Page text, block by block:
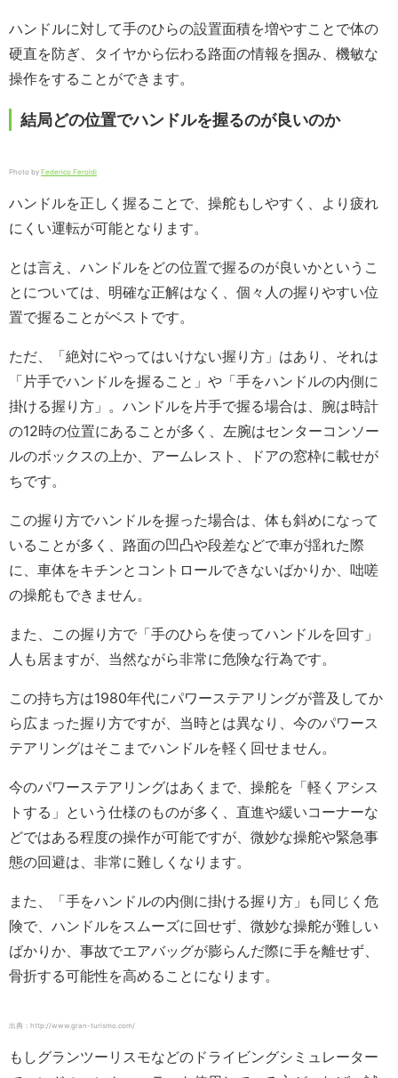
ハンドルに対して手のひらの設置面積を増やすことで体の
硬直を防ぎ、タイヤから伝わる路面の情報を掴み、機敏な
操作をすることができます。
結局どの位置でハンドルを握るのが良いのか
Photo by Federico Feroldi
ハンドルを正しく握ることで、操舵もしやすく、より疲れ
にくい運転が可能となります。
とは言え、ハンドルをどの位置で握るのが良いかというこ
とについては、明確な正解はなく、個々人の握りやすい位
置で握ることがベストです。
ただ、「絶対にやってはいけない握り方」はあり、それは
「片手でハンドルを握ること」や「手をハンドルの内側に
掛ける握り方」。ハンドルを片手で握る場合は、腕は時計
の12時の位置にあることが多く、左腕はセンターコンソー
ルのボックスの上か、アームレスト、ドアの窓枠に載せが
ちです。
この握り方でハンドルを握った場合は、体も斜めになって
いることが多く、路面の凹凸や段差などで車が揺れた際
に、車体をキチンとコントロールできないばかりか、咄嗟
の操舵もできません。
また、この握り方で「手のひらを使ってハンドルを回す」
人も居ますが、当然ながら非常に危険な行為です。
この持ち方は1980年代にパワーステアリングが普及してか
ら広まった握り方ですが、当時とは異なり、今のパワース
テアリングはそこまでハンドルを軽く回せません。
今のパワーステアリングはあくまで、操舵を「軽くアシス
トする」という仕様のものが多く、直進や緩いコーナーな
どではある程度の操作が可能ですが、微妙な操舵や緊急事
態の回避は、非常に難しくなります。
また、「手をハンドルの内側に掛ける握り方」も同じく危
険で、ハンドルをスムーズに回せず、微妙な操舵が難しい
ばかりか、事故でエアバッグが膨らんだ際に手を離せず、
骨折する可能性を高めることになります。
出典：http://www.gran-turismo.com/
もしグランツーリスモなどのドライビングシミュレーター